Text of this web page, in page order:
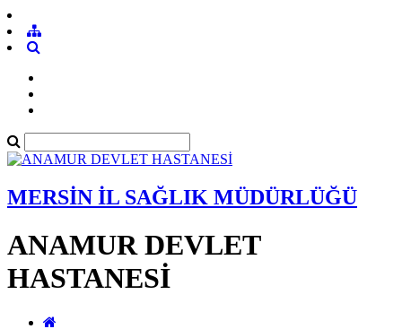
MERSİN İL SAĞLIK MÜDÜRLÜĞÜ
ANAMUR DEVLET
HASTANESİ